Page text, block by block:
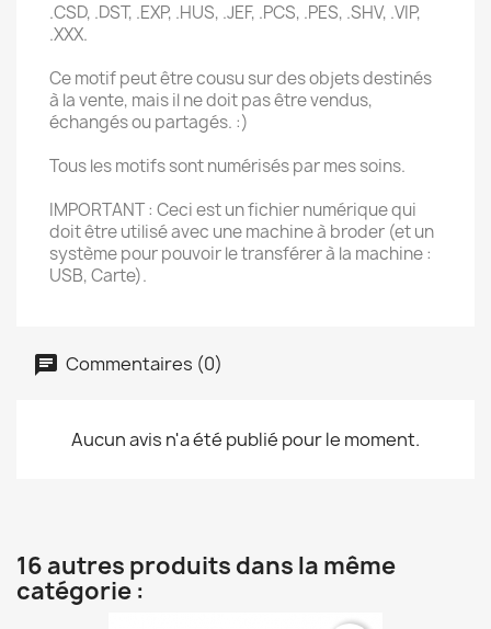
.CSD, .DST, .EXP, .HUS, .JEF, .PCS, .PES, .SHV, .VIP,
.XXX.
Ce motif peut être cousu sur des objets destinés
à la vente, mais il ne doit pas être vendus,
échangés ou partagés. :)
Tous les motifs sont numérisés par mes soins.
IMPORTANT : Ceci est un fichier numérique qui
doit être utilisé avec une machine à broder (et un
système pour pouvoir le transférer à la machine :
USB, Carte).
Commentaires (0)
Aucun avis n'a été publié pour le moment.
16 autres produits dans la même
catégorie :